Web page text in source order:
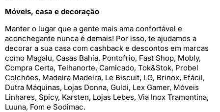
Móveis, casa e decoração
Manter o lugar que a gente mais ama confortável e
aconchegante nunca é demais! Por isso, te ajudamos a
decorar a sua casa com cashback e descontos em marcas
como Magalu, Casas Bahia, Pontofrio, Fast Shop, Mobly,
Compra Certa, Telhanorte, Camicado, Tok&Stok, Probel
Colchões, Madeira Madeira, Le Biscuit, LG, Brinox, Efácil,
Dutra Máquinas, Lojas Donna, Guldi, Lex Gamer, Móveis
Linhares, Spicy, Karsten, Lojas Lebes, Via Inox Tramontina,
Luuna, Fom e Sodimac.